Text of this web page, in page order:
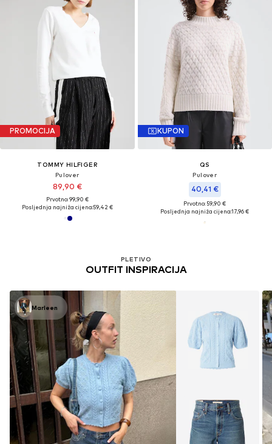
PROMOCIJA
TOMMY HILFIGER
Pulover
89,90 €
Prvotno: 99,90 €
Posljednja najniža cijena:59,42 €
PLETIVO
OUTFIT INSPIRACIJA
Marleen
KUPON
QS
Pulover
40,41 €
Prvotno: 59,90 €
Posljednja najniža cijena:17,96 €